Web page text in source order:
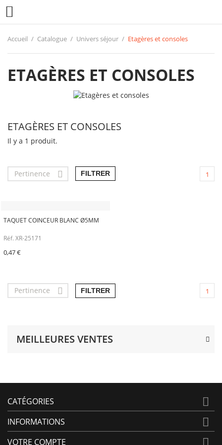

Accueil Catalogue Univers séjour Etagères et consoles
ETAGÈRES ET CONSOLES
MEILLEURES VENTES
ETAGÈRES ET CONSOLES
Il y a 1 produit.
Pertinence  FILTRER 1
TAQUET COINCEUR BLANC Ø5MM
Réf. XR-25171
0,47 €
Pertinence  FILTRER 1
CATÉGORIES 
INFORMATIONS 
VOTRE COMPTE